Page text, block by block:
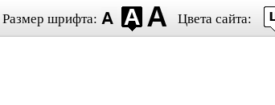
Размер шрифта: Цвета сайта: